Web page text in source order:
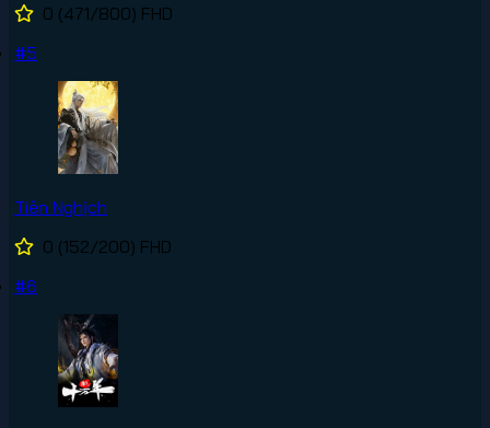
0 (471/800) FHD
#5
Tiên Nghịch
0 (152/200) FHD
#6